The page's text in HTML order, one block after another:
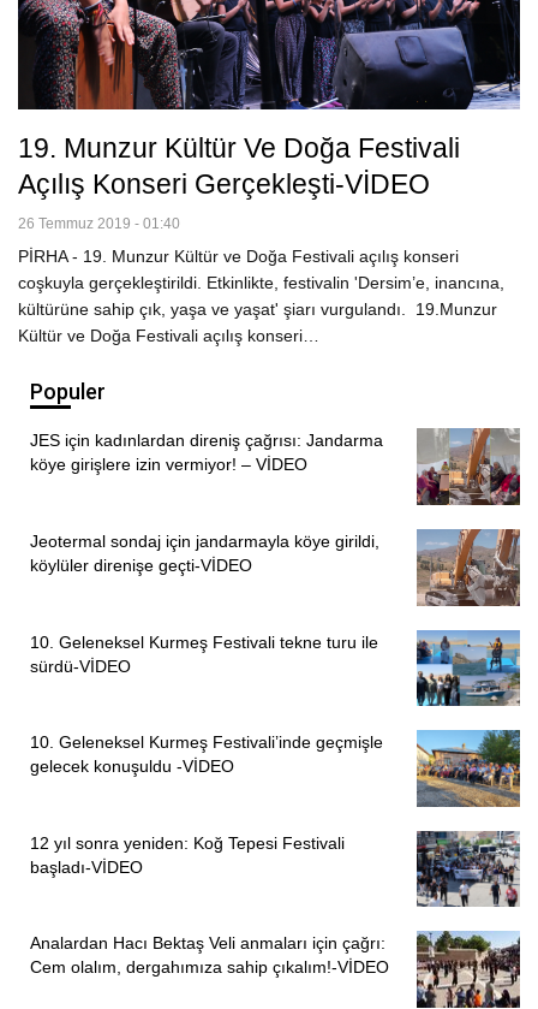
19. Munzur Kültür Ve Doğa Festivali
Açılış Konseri Gerçekleşti-VİDEO
26 Temmuz 2019 - 01:40
PİRHA - 19. Munzur Kültür ve Doğa Festivali açılış konseri
coşkuyla gerçekleştirildi. Etkinlikte, festivalin 'Dersim’e, inancına,
kültürüne sahip çık, yaşa ve yaşat' şiarı vurgulandı. 19.Munzur
Kültür ve Doğa Festivali açılış konseri…
Populer
JES için kadınlardan direniş çağrısı: Jandarma
köye girişlere izin vermiyor! – VİDEO
Jeotermal sondaj için jandarmayla köye girildi,
köylüler direnişe geçti-VİDEO
10. Geleneksel Kurmeş Festivali tekne turu ile
sürdü-VİDEO
10. Geleneksel Kurmeş Festivali’inde geçmişle
gelecek konuşuldu -VİDEO
12 yıl sonra yeniden: Koğ Tepesi Festivali
başladı-VİDEO
Analardan Hacı Bektaş Veli anmaları için çağrı:
Cem olalım, dergahımıza sahip çıkalım!-VİDEO